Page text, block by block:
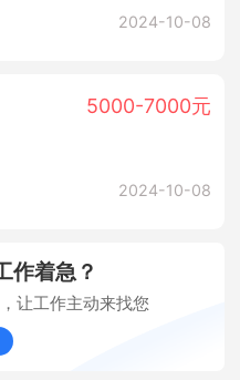
2024-10-08
5000-7000元
2024-10-08
作着急？
让工作主动来找您